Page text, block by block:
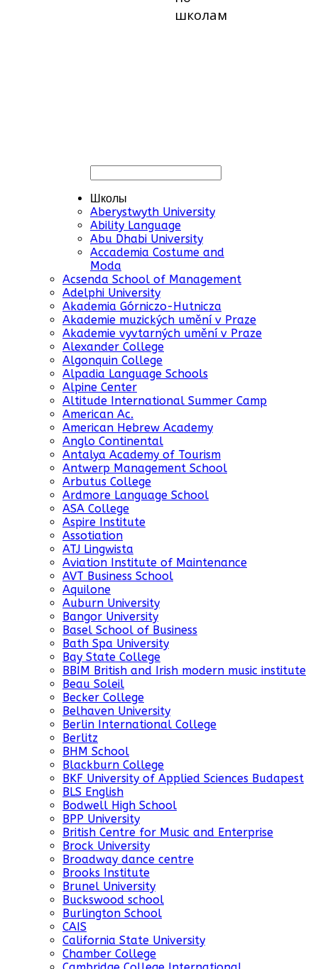
школам
Школы
Aberystwyth University
Ability Language
Abu Dhabi University
Accademia Costume and
Moda
Acsenda School of Management
Adelphi University
Akademia Górniczo-Hutnicza
Akademie muzických umění v Praze
Akademie vyvtarných umění v Praze
Alexander College
Algonquin College
Alpadia Language Schools
Alpine Center
Altitude International Summer Camp
American Ac.
American Hebrew Academy
Anglo Continental
Antalya Academy of Tourism
Antwerp Management School
Arbutus College
Ardmore Language School
ASA College
Aspire Institute
Assotiation
ATJ Lingwista
Aviation Institute of Maintenance
AVT Business School
Aquilone
Auburn University
Bangor University
Basel School of Business
Bath Spa University
Bay State College
BBIM British and Irish modern music institute
Beau Soleil
Becker College
Belhaven University
Berlin International College
Berlitz
BHM School
Blackburn College
BKF University of Applied Sciences Budapest
BLS English
Bodwell High School
BPP University
British Centre for Music and Enterprise
Brock University
Broadway dance centre
Brooks Institute
Brunel University
Buckswood school
Burlington School
CAIS
California State University
Chamber College